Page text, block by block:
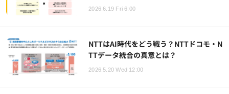
2026.6.19 Fri 6:00
NTTはAI時代をどう戦う？NTTドコモ・N
TTデータ統合の真意とは？
2026.5.20 Wed 12:00